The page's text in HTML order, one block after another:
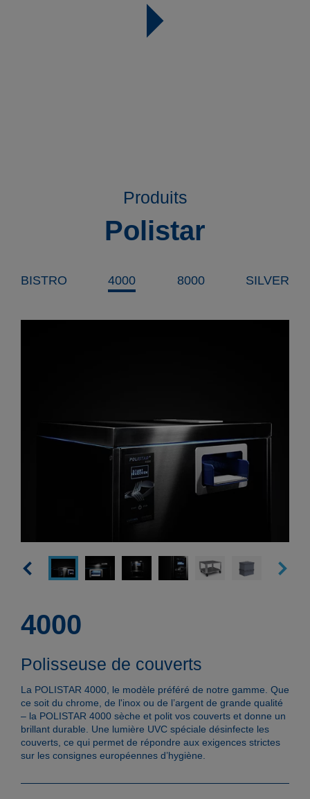
Produits
Polistar
BISTRO 4000 8000 SILVER
4000
Polisseuse de couverts
La POLISTAR 4000, le modèle préféré de notre gamme. Que
ce soit du chrome, de l'inox ou de l’argent de grande qualité
– la POLISTAR 4000 sèche et polit vos couverts et donne un
brillant durable. Une lumière UVC spéciale désinfecte les
couverts, ce qui permet de répondre aux exigences strictes
sur les consignes européennes d’hygiène.